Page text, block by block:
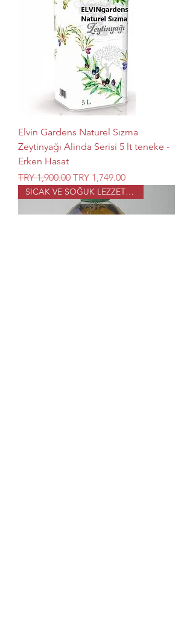
Elvin Gardens Naturel Sızma
Zeytinyağı Alinda Serisi 5 lt teneke -
Erken Hasat
Regular Price
TRY 1,900.00 Sale Price
TRY 1,749.00
SICAK VE SOĞUK LEZZETLER İÇİN